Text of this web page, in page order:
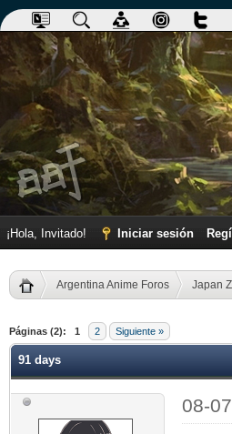
¡Hola, Invitado! Iniciar sesión
Argentina Anime Foros Japan
Páginas (2): 1 2 Siguiente »
91 days
08-